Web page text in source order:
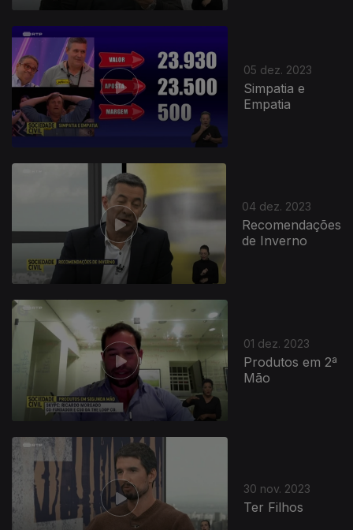
05 dez. 2023
Simpatia e
Empatia
04 dez. 2023
Recomendações
de Inverno
01 dez. 2023
Produtos em 2ª
Mão
30 nov. 2023
Ter Filhos